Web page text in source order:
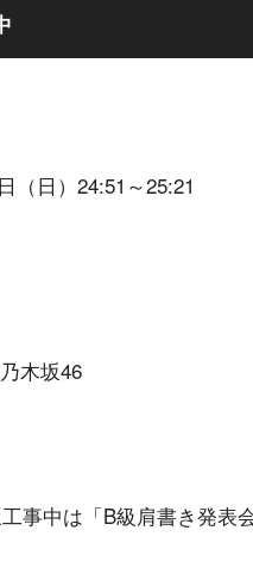
（日）24:51～25:21
木坂46
事中は「B級肩書き発表